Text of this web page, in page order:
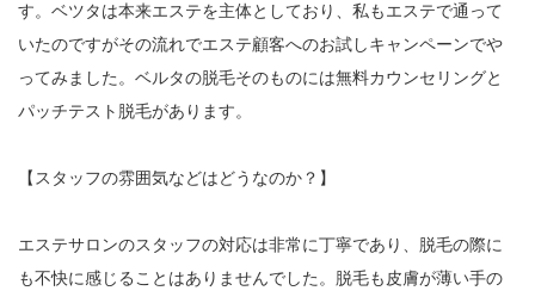
す。ベツタは本来エステを主体としており、私もエステで通って
いたのですがその流れでエステ顧客へのお試しキャンペーンでや
ってみました。ベルタの脱毛そのものには無料カウンセリングと
パッチテスト脱毛があります。
【スタッフの雰囲気などはどうなのか？】
エステサロンのスタッフの対応は非常に丁寧であり、脱毛の際に
も不快に感じることはありませんでした。脱毛も皮膚が薄い手の